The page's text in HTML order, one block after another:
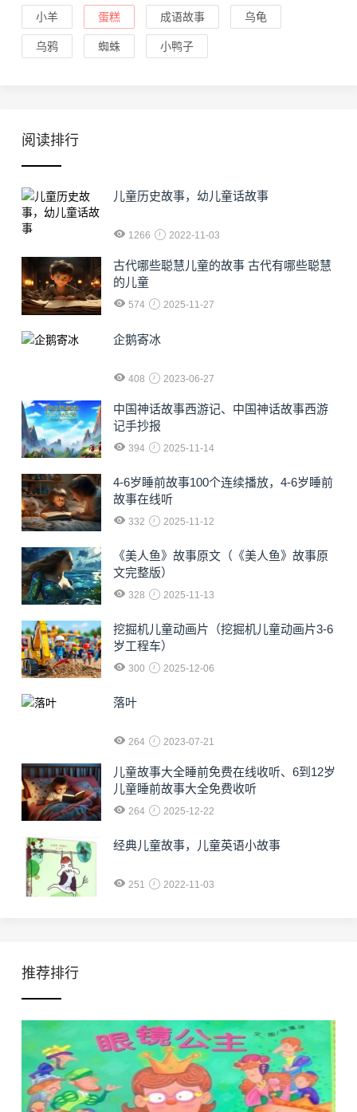
小羊 蛋糕 成语故事 乌龟
乌鸦 蜘蛛 小鸭子
阅读排行
儿童历史故事，幼儿童话故事
1266 2022-11-03
古代哪些聪慧儿童的故事 古代有哪些聪慧
的儿童
574 2025-11-27
企鹅寄冰
408 2023-06-27
中国神话故事西游记、中国神话故事西游
记手抄报
394 2025-11-14
4-6岁睡前故事100个连续播放，4-6岁睡前
故事在线听
332 2025-11-12
《美人鱼》故事原文（《美人鱼》故事原
文完整版）
328 2025-11-13
挖掘机儿童动画片（挖掘机儿童动画片3-6
岁工程车）
300 2025-12-06
落叶
264 2023-07-21
儿童故事大全睡前免费在线收听、6到12岁
儿童睡前故事大全免费收听
264 2025-12-22
经典儿童故事，儿童英语小故事
251 2022-11-03
推荐排行